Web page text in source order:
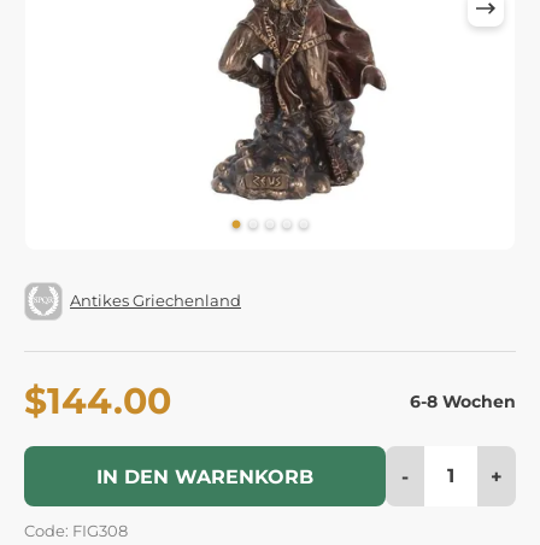
Antikes Griechenland
$144.00 6-8 Wochen
IN DEN WARENKORB - +
Code: FIG308